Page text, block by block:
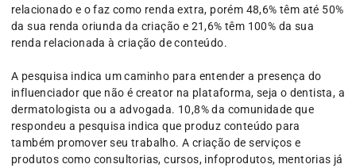
relacionado e o faz como renda extra, porém 48,6% têm até 50%
da sua renda oriunda da criação e 21,6% têm 100% da sua
renda relacionada à criação de conteúdo.
A pesquisa indica um caminho para entender a presença do
influenciador que não é creator na plataforma, seja o dentista, a
dermatologista ou a advogada. 10,8% da comunidade que
respondeu a pesquisa indica que produz conteúdo para
também promover seu trabalho. A criação de serviços e
produtos como consultorias, cursos, infoprodutos, mentorias já